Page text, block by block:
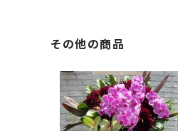
その他の商品